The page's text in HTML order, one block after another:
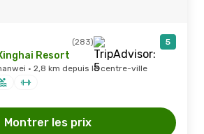
(283) 5
Resort
· 2,8 km depuis le centre-ville
Montrer les prix